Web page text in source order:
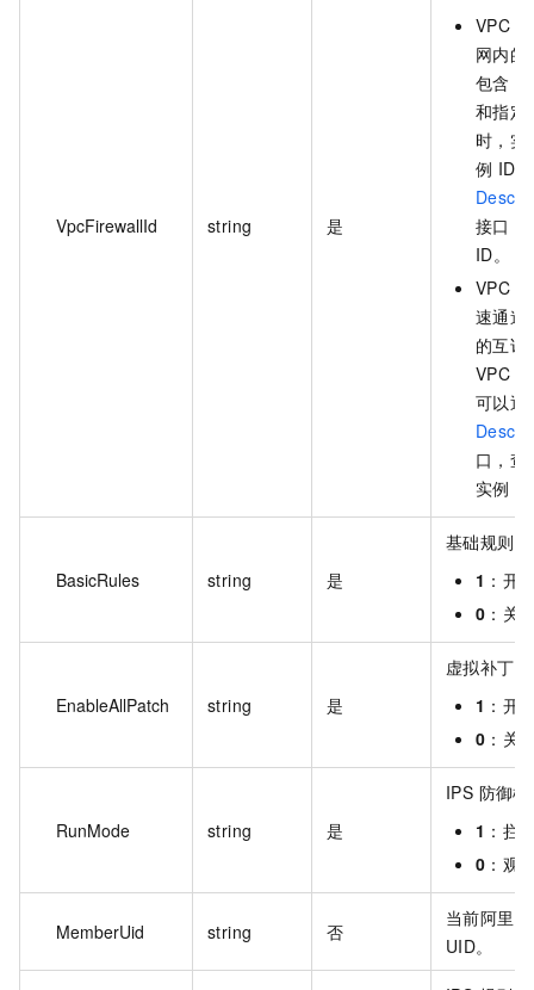
VpcFirewallId string 是
VPC
网内的
包含
和指定
时，实
例 ID
接口，
ID。
VPC
速通道
的互访
VPC
可以通
口，查
实例
BasicRules string 是
基础规则
1 ：开
0 ：关
EnableAllPatch string 是
虚拟补丁
1 ：开
0 ：关
RunMode string 是
IPS 防御
1 ：拦
0 ：观
MemberUid string 否
当前阿里
UID。